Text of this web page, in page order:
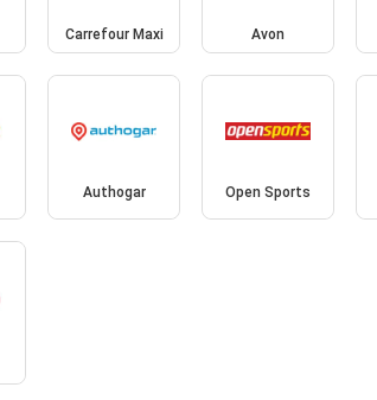
Carrefour Maxi Avon
Authogar Open Sports